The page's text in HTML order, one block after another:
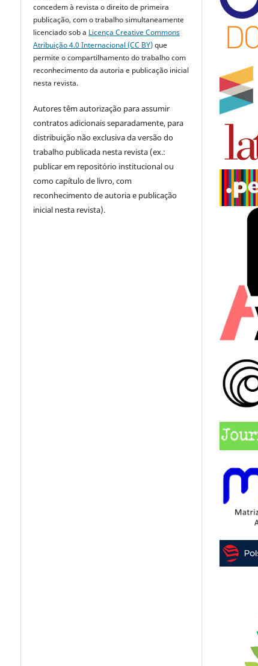
concedem à revista o direito de primeira
publicação, com o trabalho simultaneamente
licenciado sob a Licença Creative Commons
Atribuição 4.0 Internacional (CC BY)que
permite o compartilhamento do trabalho com
reconhecimento da autoria e publicação inicial
nesta revista.
Autores têm autorização para assumir
contratos adicionais separadamente, para
distribuição não exclusiva da versão do
trabalho publicada nesta revista (ex.:
publicar em repositório institucional ou
como capítulo de livro, com
reconhecimento de autoria e publicação
inicial nesta revista).